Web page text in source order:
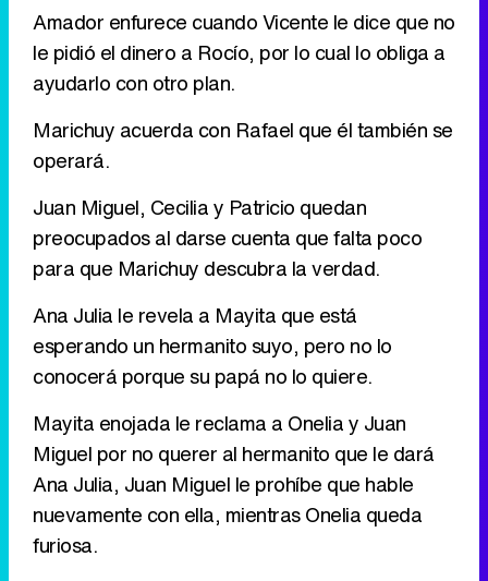
Amador enfurece cuando Vicente le dice que no
le pidió el dinero a Rocío, por lo cual lo obliga a
ayudarlo con otro plan.
Marichuy acuerda con Rafael que él también se
operará.
Juan Miguel, Cecilia y Patricio quedan
preocupados al darse cuenta que falta poco
para que Marichuy descubra la verdad.
Ana Julia le revela a Mayita que está
esperando un hermanito suyo, pero no lo
conocerá porque su papá no lo quiere.
Mayita enojada le reclama a Onelia y Juan
Miguel por no querer al hermanito que le dará
Ana Julia, Juan Miguel le prohíbe que hable
nuevamente con ella, mientras Onelia queda
furiosa.